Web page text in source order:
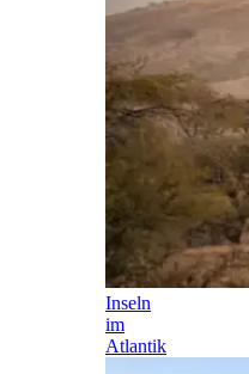
Inseln
im
Atlantik